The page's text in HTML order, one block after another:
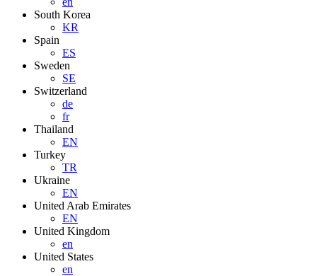
South Korea
KR
Spain
ES
Sweden
SE
Switzerland
de
fr
Thailand
EN
Turkey
TR
Ukraine
EN
United Arab Emirates
EN
United Kingdom
en
United States
en